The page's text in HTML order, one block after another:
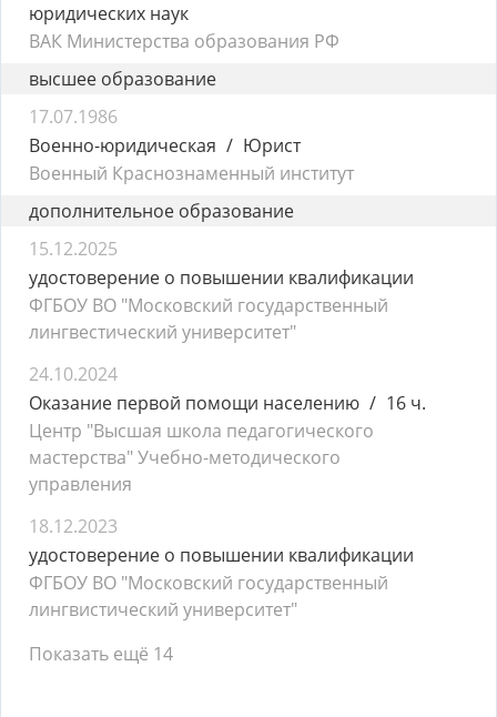
юридических наук
ВАК Министерства образования РФ
высшее образование
17.07.1986
Военно-юридическая
Юрист
Военный Краснознаменный институт
дополнительное образование
15.12.2025
удостоверение о повышении квалификации
ФГБОУ ВО "Московский государственный
лингвестический университет"
24.10.2024
Оказание первой помощи населению
16 ч.
Центр "Высшая школа педагогического
мастерства" Учебно-методического
управления
18.12.2023
удостоверение о повышении квалификации
ФГБОУ ВО "Московский государственный
лингвистический университет"
Показать ещё 14